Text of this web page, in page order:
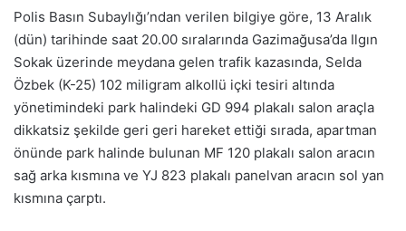
Polis Basın Subaylığı’ndan verilen bilgiye göre, 13 Aralık
(dün) tarihinde saat 20.00 sıralarında Gazimağusa’da Ilgın
Sokak üzerinde meydana gelen trafik kazasında, Selda
Özbek (K-25) 102 miligram alkollü içki tesiri altında
yönetimindeki park halindeki GD 994 plakalı salon araçla
dikkatsiz şekilde geri geri hareket ettiği sırada, apartman
önünde park halinde bulunan MF 120 plakalı salon aracın
sağ arka kısmına ve YJ 823 plakalı panelvan aracın sol yan
kısmına çarptı.